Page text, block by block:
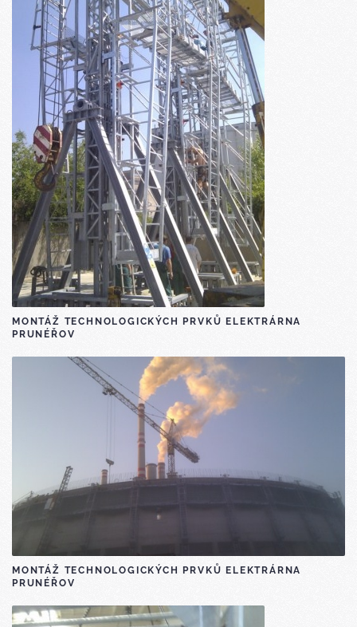
MONTÁŽ TECHNOLOGICKÝCH PRVKŮ ELEKTRÁRNA
PRUNÉŘOV
MONTÁŽ TECHNOLOGICKÝCH PRVKŮ ELEKTRÁRNA
PRUNÉŘOV